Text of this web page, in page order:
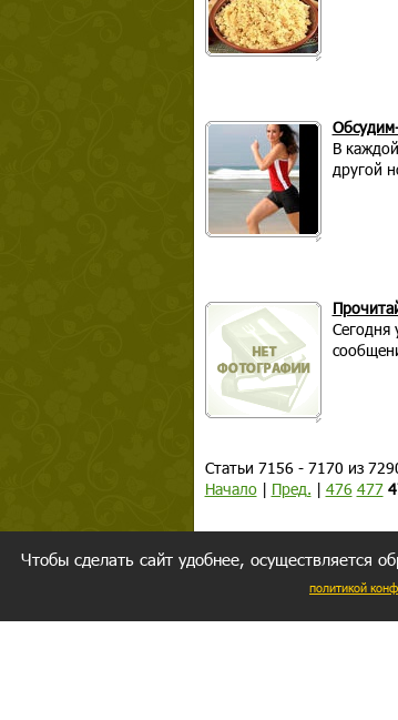
В
другой
Сегодня
Статьи 7156 - 7170 из
Начало| Пред. | 476 477
Чтобы сделать сайт удобнее, осуществляется
политикой